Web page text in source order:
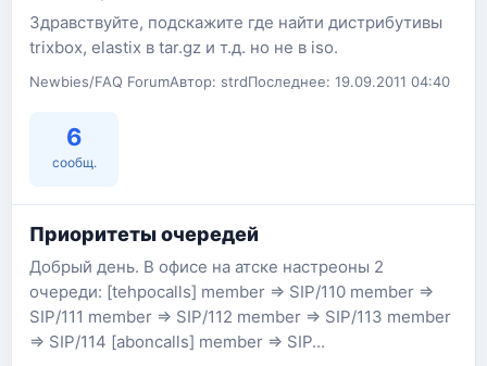
Здравствуйте, подскажите где найти дистрибутивы
trixbox, elastix в tar.gz и т.д. но не в iso.
Newbies/FAQ ForumАвтор: strdПоследнее: 19.09.2011 04:40
6
сообщ.
Приоритеты очередей
Добрый день. В офисе на атске настреоны 2
очереди: [tehpocalls] member => SIP/110 member =>
SIP/111 member => SIP/112 member => SIP/113 member
=> SIP/114 [aboncalls] member => SIP...